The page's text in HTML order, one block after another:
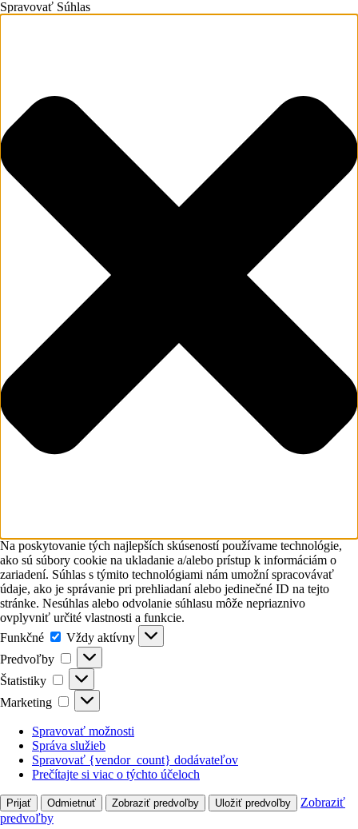
Spravovať Súhlas
Na poskytovanie tých najlepších skúseností používame technológie,
ako sú súbory cookie na ukladanie a/alebo prístup k informáciám o
zariadení. Súhlas s týmito technológiami nám umožní spracovávať
údaje, ako je správanie pri prehliadaní alebo jedinečné ID na tejto
stránke. Nesúhlas alebo odvolanie súhlasu môže nepriaznivo
ovplyvniť určité vlastnosti a funkcie.
Funkčné
Funkčné
Vždy aktívny
Predvoľby
Predvoľby
Štatistiky Štatistiky
Marketing Marketing
Spravovať možnosti
Správa služieb
Spravovať {vendor_count} dodávateľov
Prečítajte si viac o týchto účeloch
Prijať Odmietnuť Zobraziť predvoľby Uložiť predvoľby
Zobraziť
predvoľby